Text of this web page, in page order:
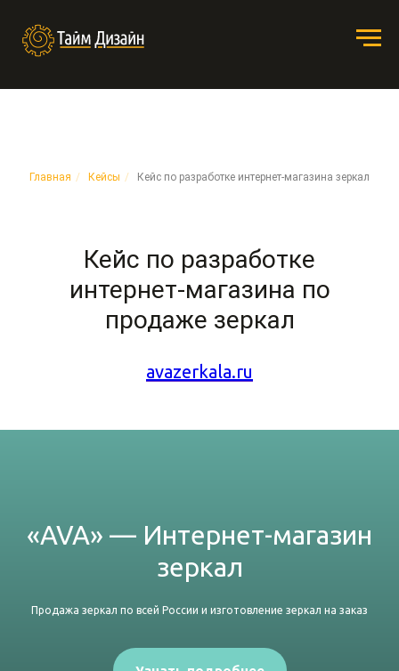
Главная / Кейсы / Кейс по разработке интернет-магазина зеркал
Кейс по разработке
интернет-магазина по
продаже зеркал
avazerkala.ru
«AVA» — Интернет-магазин
зеркал
Продажа зеркал по всей России и изготовление зеркал на заказ